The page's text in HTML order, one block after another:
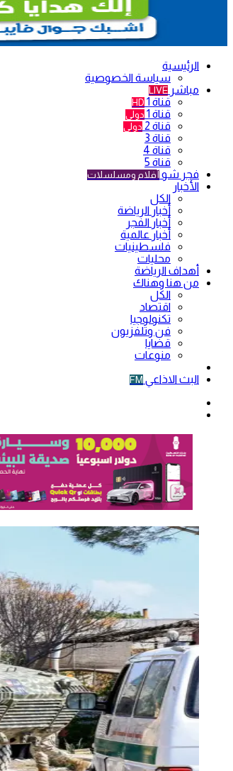
الرئيسية
سياسة الخصوصية
مباشر LIVE
قناة 1 HD
قناة 1 دولي
قناة 2 دولي
قناة 3
قناة 4
قناة 5
فجر شو أفلام ومسلسلات
الأخبار
الكل
أخبار الرياضة
أخبار الفجر
أخبار عالمية
فلسطينيات
محليات
أهداف الرياضة
من هنا وهناك
الكل
اقتصاد
تكنولوجيا
فن وتلفزيون
قضايا
منوعات
البث الاذاعي FM